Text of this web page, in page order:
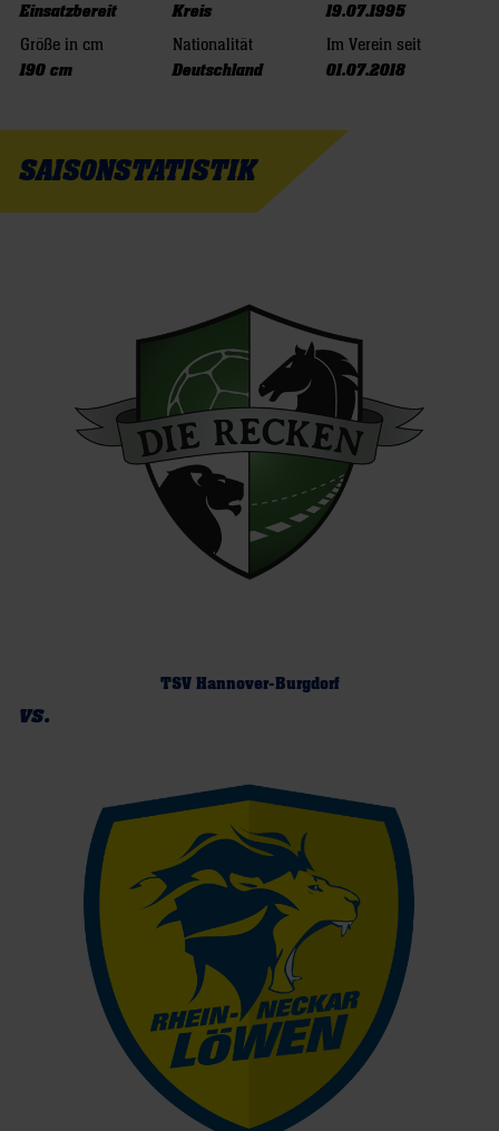
Einsatzbereit
Kreis
19.07.1995
Größe in cm
190 cm
Nationalität
Deutschland
Im Verein seit
01.07.2018
SAISONSTATISTIK
TSV Hannover-Burgdorf
vs.